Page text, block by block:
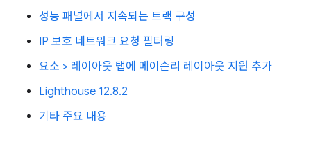
성능 패널에서 지속되는 트랙 구성
IP 보호 네트워크 요청 필터링
요소 > 레이아웃 탭에 메이슨리 레이아웃 지원 추가
Lighthouse 12.8.2
기타 주요 내용